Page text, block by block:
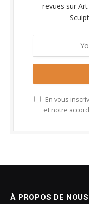
revues sur
En vous
et notre
À PROPOS DE NOUS